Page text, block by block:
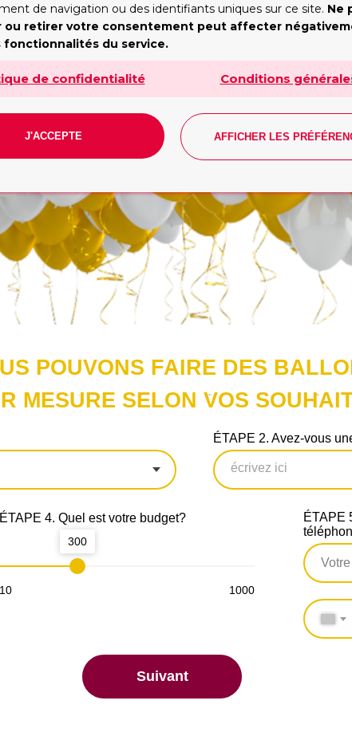
*Les heures d'ouverture(GMT+1):
- Vendredi: 10h - 19h. Samedi: 10h - 17h.
fermé
CONTACT
POUVONS FAIRE DES
MESURE SELON VOS
ÉTAPE 2. Avez-vous
ÉTAPE 4. Quel est votre budget?
300
10 1000
ÉTAPE
Suivant
de navigation ou des identifiants uniques sur ce site. Ne
ou retirer votre consentement peut affecter
fonctionnalités du service.
de confidentialité Conditions
J'ACCEPTE AFFICHER LES